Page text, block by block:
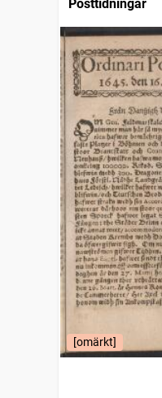
Posttidningar
[omärkt]